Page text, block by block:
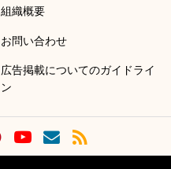
組織概要
お問い合わせ
広告掲載についてのガイドライ
ン